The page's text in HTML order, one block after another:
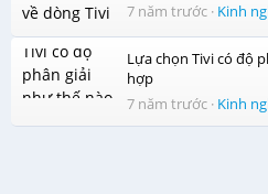
7 năm trước · Kinh
Lựa chọn Tivi có độ
hợp
7 năm trước · Kinh